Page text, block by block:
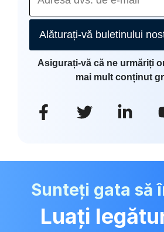
Alăturați-vă buletinului
Asigurați-vă că ne urmăriți
mai mult conținut
Sunteți gata să
Luați